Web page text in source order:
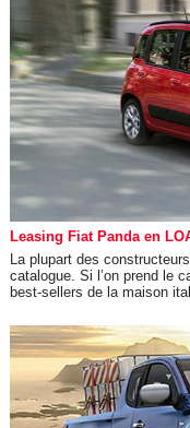
Leasing Fiat Panda en
La plupart des
catalogue. Si l’on prend le
best-sellers de la maison